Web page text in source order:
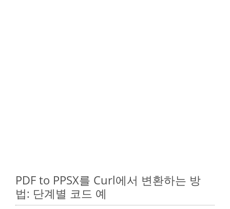
PDF to PPSX를 Curl에서 변환하는 방
법: 단계별 코드 예